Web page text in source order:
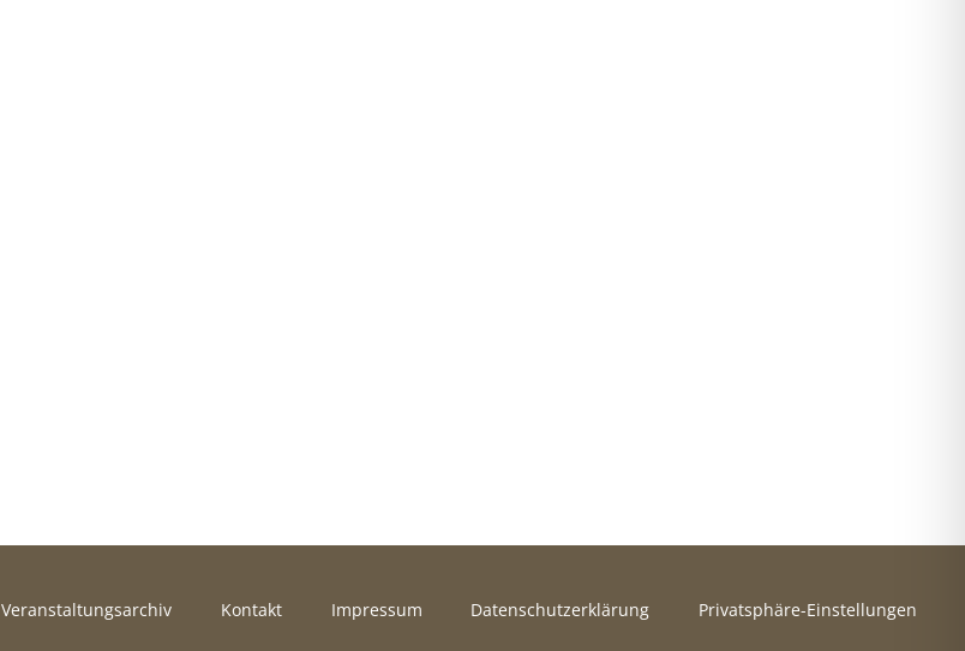
Veranstaltungsarchiv Kontakt Impressum Datenschutzerklärung
Privatsphäre-Einstellungen